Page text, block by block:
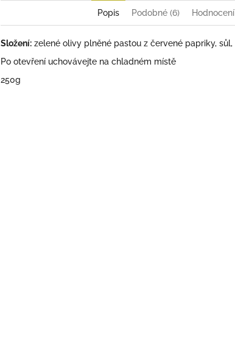
Popis Podobné (6) Hodnocení
Složení: zelené olivy plněné pastou z červené papriky, sůl,
Po otevření uchovávejte na chladném místě
250g